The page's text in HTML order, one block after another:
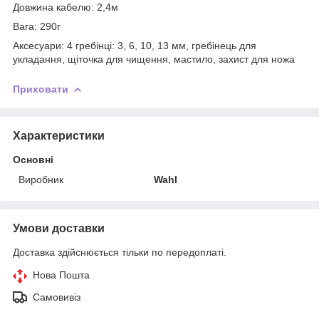
Довжина кабелю: 2,4м
Вага: 290г
Аксесуари: 4 гребінці: 3, 6, 10, 13 мм, гребінець для
укладання, щіточка для чищення, мастило, захист для ножа
Приховати
Характеристики
Основні
Виробник
Wahl
Умови доставки
Доставка здійснюється тільки по передоплаті.
Нова Пошта
Самовивіз